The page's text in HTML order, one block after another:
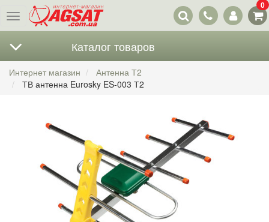
Меню
Наши
контакты
0
Каталог товаров
Интернет магазин
Антенна Т2
ТВ антенна Eurosky ES-003 Т2